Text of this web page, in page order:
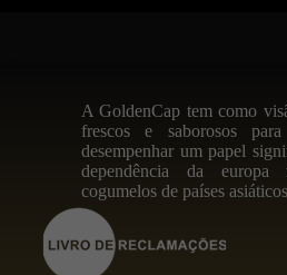
A GoldenCap tem como
frescos e saborosos
desempenhar um papel
dependência da europa
cogumelos de países